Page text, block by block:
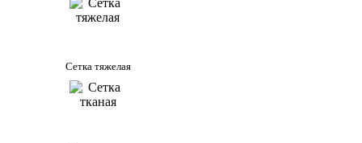
Сетка тяжелая